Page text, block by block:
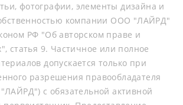
фотографии, элементы дизайна и
компании ООО "ЛАЙРД"
РФ "Об авторском праве и
статья 9. Частичное или полное
допускается только при
разрешения правообладателя
с обязательной активной